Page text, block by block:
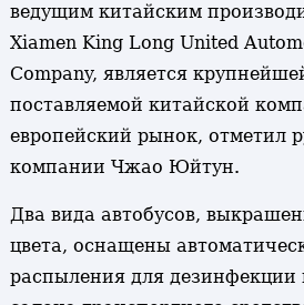
ведущим китайским
Xiamen King Long United
Company, является
поставляемой китайской
европейский рынок, отметил
компании Чжао Юйтун.
Два вида автобусов,
цвета, оснащены
распыления для дезинфекции